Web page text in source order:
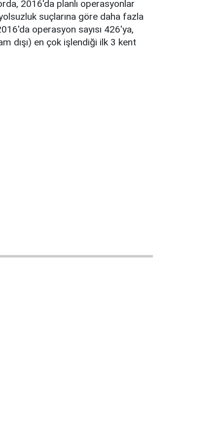
2016'da planlı operasyonlar
suçlarına göre daha fazla
operasyon sayısı 426'ya,
dışı) en çok işlendiği ilk 3 kent